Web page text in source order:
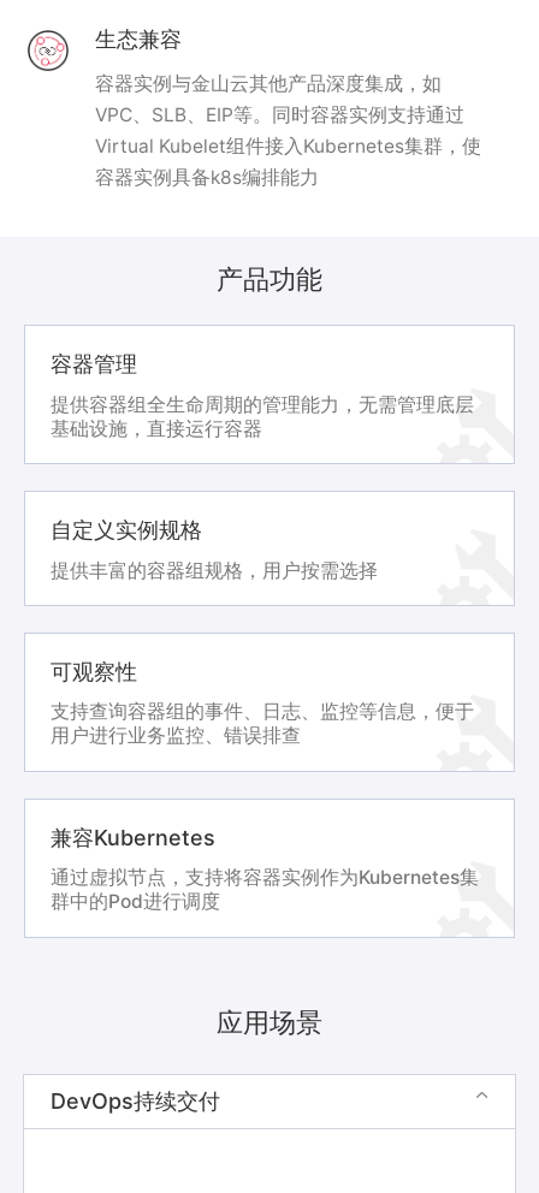
生态兼容
容器实例与金山云其他产品深度集成，如
VPC、SLB、EIP等。同时容器实例支持通过
Virtual Kubelet组件接入Kubernetes集群，使
容器实例具备k8s编排能力
产品功能
容器管理
提供容器组全生命周期的管理能力，无需管理底层
基础设施，直接运行容器
自定义实例规格
提供丰富的容器组规格，用户按需选择
可观察性
支持查询容器组的事件、日志、监控等信息，便于
用户进行业务监控、错误排查
兼容Kubernetes
通过虚拟节点，支持将容器实例作为Kubernetes集
群中的Pod进行调度
应用场景
DevOps持续交付 